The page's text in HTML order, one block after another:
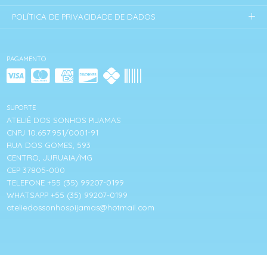
PAGAMENTO
SUPORTE
ATELIÊ DOS SONHOS PIJAMAS
CNPJ 10.657.951/0001-91
RUA DOS GOMES, 593
CENTRO, JURUAIA/MG
CEP 37805-000
TELEFONE +55 (35) 99207-0199
WHATSAPP +55 (35) 99207-0199
ateliedossonhospijamas@hotmail.com
POLÍTICA DE PRIVACIDADE DE DADOS